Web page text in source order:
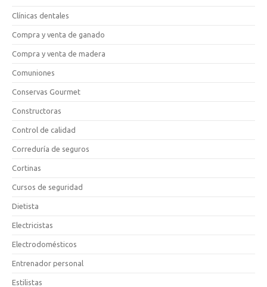
Clínicas dentales
Compra y venta de ganado
Compra y venta de madera
Comuniones
Conservas Gourmet
Constructoras
Control de calidad
Correduría de seguros
Cortinas
Cursos de seguridad
Dietista
Electricistas
Electrodomésticos
Entrenador personal
Estilistas